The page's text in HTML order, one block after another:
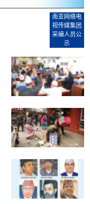
南亚网络电
视传媒集团
采编人员公
示